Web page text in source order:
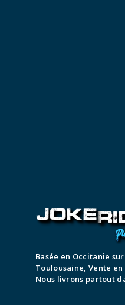
Basée en Occitanie
Toulousaine, Vente
Nous livrons partout